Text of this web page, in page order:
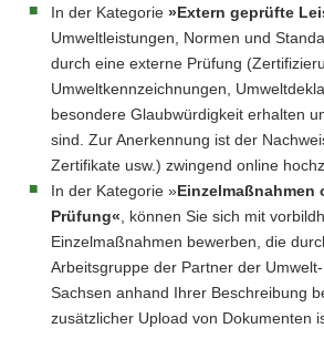
In der Kategorie »Extern geprüfte
Umweltleistungen, Normen und
durch eine externe Prüfung
Umweltkennzeichnungen,
besondere Glaubwürdigkeit erhalten
sind. Zur Anerkennung ist der
Zertifikate usw.) zwingend online
In der Kategorie »Einzelmaßnahmen
Prüfung« , können Sie sich mit
Einzelmaßnahmen bewerben, die
Arbeitsgruppe der Partner der
Sachsen anhand Ihrer Beschreibung
zusätzlicher Upload von Dokumenten